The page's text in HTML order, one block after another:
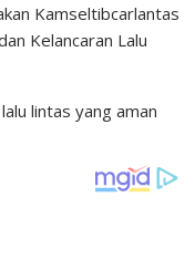
Kamseltibcarlantas
Kelancaran Lalu
lintas yang aman